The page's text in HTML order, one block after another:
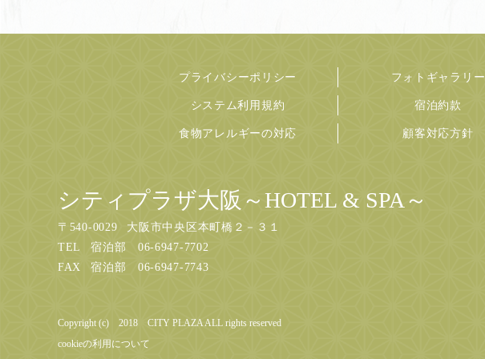
プライバシーポリシー
システム利用規約
食物アレルギーの対応
フォトギャラリー
宿泊約款
顧客対応方針
シティプラザ大阪～HOTEL & SPA～
〒 540-0029
大阪市中央区本町橋２－３１
TEL
宿泊部 06-6947-7702
FAX
宿泊部 06-6947-7743
Copyright (c) 2018 CITY PLAZA ALL rights reserved
cookieの利用について